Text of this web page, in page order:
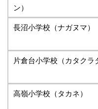
ン）
長沼小学校（ナガヌマ）
片倉台小学校（カタクラ
高嶺小学校（タカネ）